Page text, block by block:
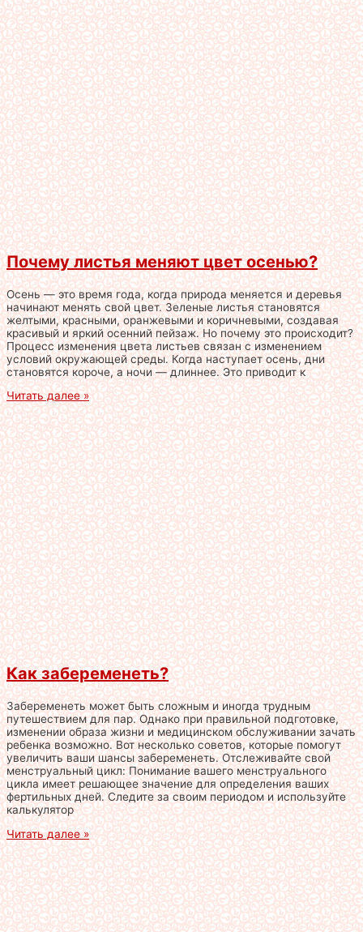
Почему листья меняют цвет осенью?
Осень — это время года, когда природа меняется и деревья
начинают менять свой цвет. Зеленые листья становятся
желтыми, красными, оранжевыми и коричневыми, создавая
красивый и яркий осенний пейзаж. Но почему это происходит?
Процесс изменения цвета листьев связан с изменением
условий окружающей среды. Когда наступает осень, дни
становятся короче, а ночи — длиннее. Это приводит к
Читать далее »
Как забеременеть?
Забеременеть может быть сложным и иногда трудным
путешествием для пар. Однако при правильной подготовке,
изменении образа жизни и медицинском обслуживании зачать
ребенка возможно. Вот несколько советов, которые помогут
увеличить ваши шансы забеременеть. Отслеживайте свой
менструальный цикл: Понимание вашего менструального
цикла имеет решающее значение для определения ваших
фертильных дней. Следите за своим периодом и используйте
калькулятор
Читать далее »